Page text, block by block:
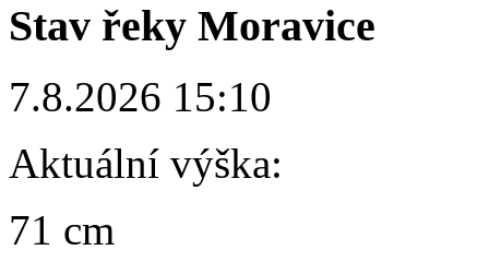
Stav řeky Moravice
7.8.2026 15:10
Aktuální výška:
71 cm